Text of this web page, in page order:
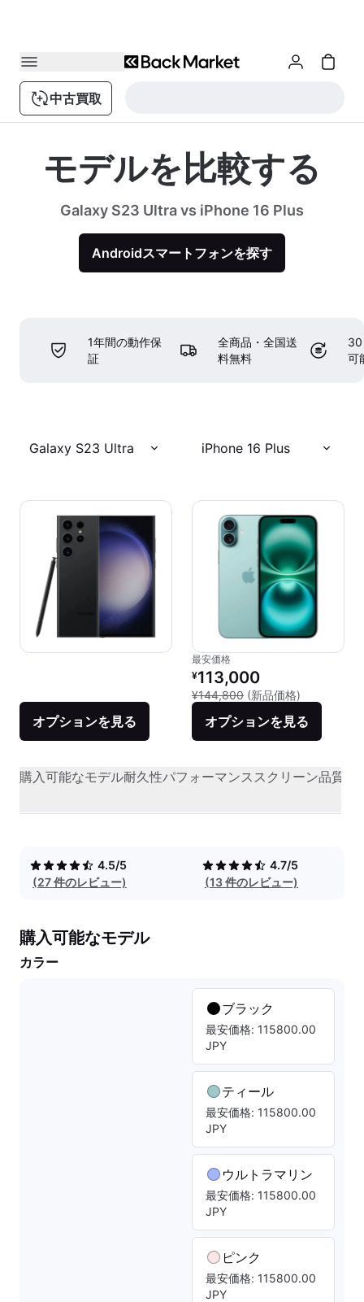
中古買取
モデルを比較する
Galaxy S23 Ultra vs iPhone 16 Plus
Androidスマートフォンを探す
1年間の動作保
証
全商品・全国送
料無料
30
可
Galaxy S23 Ultra iPhone 16 Plus
オプションを見る
最安価格
リファービッシュ品の価格：
¥113,000
¥144,800 (新品価格)
オプションを見る
購入可能なモデル耐久性パフォーマンススクリーン品質
4.5/5
(27 件のレビュー)
4.7/5
(13 件のレビュー)
購入可能なモデル
カラー
ブラック
最安価格: 115800.00
JPY
ティール
最安価格: 115800.00
JPY
ウルトラマリン
最安価格: 115800.00
JPY
ピンク
最安価格: 115800.00
JPY